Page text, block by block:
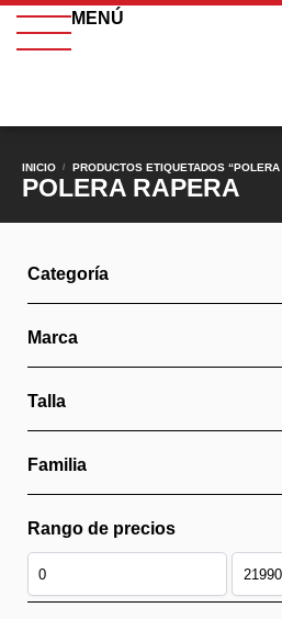
MENÚ
INICIO / PRODUCTOS ETIQUETADOS
POLERA RAPERA
Categoría
Marca
Talla
Familia
Rango de precios